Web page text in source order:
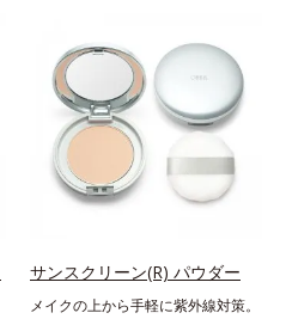
サンスクリーン(R) パウダー
メイクの上から手軽に紫外線対策。